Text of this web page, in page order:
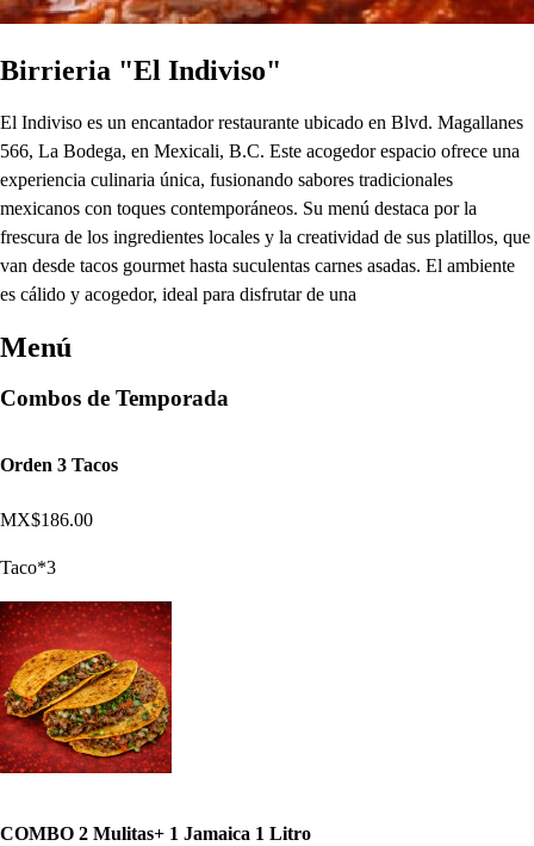
Birrieria "El Indiviso"
El Indiviso es un encantador restaurante ubicado en Blvd. Magallanes
566, La Bodega, en Mexicali, B.C. Este acogedor espacio ofrece una
experiencia culinaria única, fusionando sabores tradicionales
mexicanos con toques contemporáneos. Su menú destaca por la
frescura de los ingredientes locales y la creatividad de sus platillos, que
van desde tacos gourmet hasta suculentas carnes asadas. El ambiente
es cálido y acogedor, ideal para disfrutar de una
Menú
Combos de Temporada
Orden 3 Tacos
MX$186.00
Taco*3
COMBO 2 Mulitas+ 1 Jamaica 1 Litro